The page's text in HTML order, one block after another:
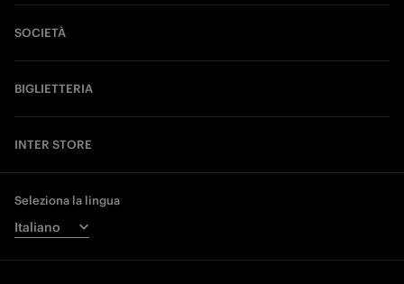
SOCIETÀ
BIGLIETTERIA
INTER STORE
Seleziona la lingua